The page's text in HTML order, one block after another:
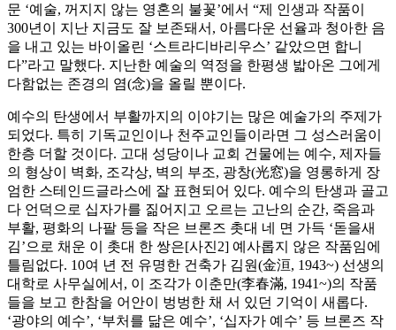
문 ‘예술, 꺼지지 않는 영혼의 불꽃’에서 “제 인생과 작품이
300년이 지난 지금도 잘 보존돼서, 아름다운 선율과 청아한 음
을 내고 있는 바이올린 ‘스트라디바리우스’ 같았으면 합니
다”라고 말했다. 지난한 예술의 역정을 한평생 밟아온 그에게
다함없는 존경의 염(念)을 올릴 뿐이다.
예수의 탄생에서 부활까지의 이야기는 많은 예술가의 주제가
되었다. 특히 기독교인이나 천주교인들이라면 그 성스러움이
한층 더할 것이다. 고대 성당이나 교회 건물에는 예수, 제자들
의 형상이 벽화, 조각상, 벽의 부조, 광창(光窓)을 영롱하게 장
엄한 스테인드글라스에 잘 표현되어 있다. 예수의 탄생과 골고
다 언덕으로 십자가를 짊어지고 오르는 고난의 순간, 죽음과
부활, 평화의 나팔 등을 작은 브론즈 촛대 네 면 가득 ‘돋을새
김’으로 채운 이 촛대 한 쌍은[사진2] 예사롭지 않은 작품임에
틀림없다. 10여 년 전 유명한 건축가 김원(金洹, 1943~) 선생의
대학로 사무실에서, 이 조각가 이춘만(李春滿, 1941~)의 작품
들을 보고 한참을 어안이 벙벙한 채 서 있던 기억이 새롭다.
‘광야의 예수’, ‘부처를 닮은 예수’, ‘십자가 예수’ 등 브론즈 작